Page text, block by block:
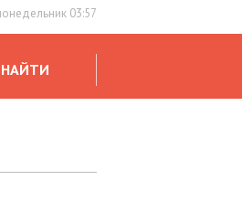
03:57
НАЙТИ